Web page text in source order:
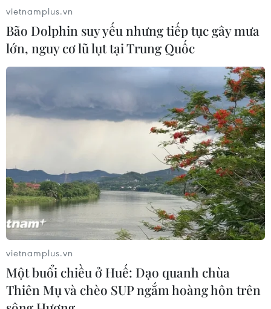
vietnamplus.vn
Bão Dolphin suy yếu nhưng tiếp tục gây mưa
lớn, nguy cơ lũ lụt tại Trung Quốc
vietnamplus.vn
Một buổi chiều ở Huế: Dạo quanh chùa
Thiên Mụ và chèo SUP ngắm hoàng hôn trên